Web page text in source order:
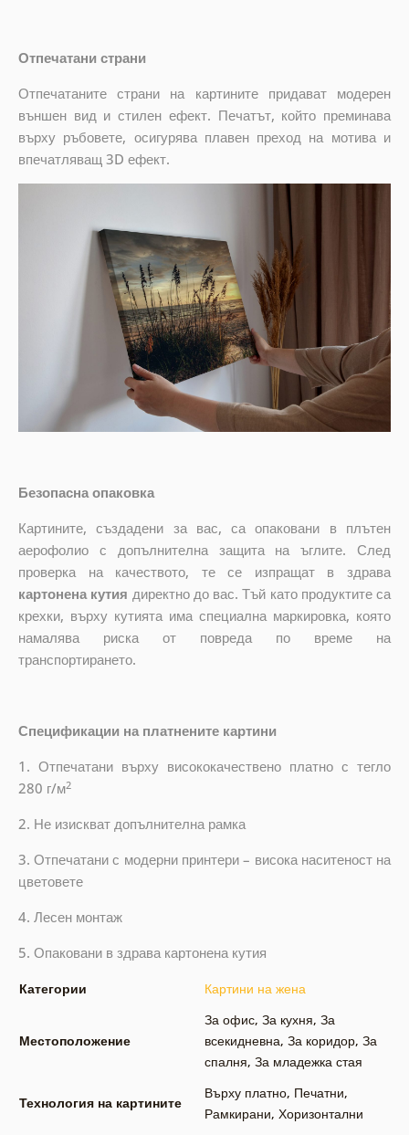
Отпечатани страни
Отпечатаните страни на картините придават модерен
външен вид и стилен ефект. Печатът, който преминава
върху ръбовете, осигурява плавен преход на мотива и
впечатляващ 3D ефект.
Безопасна опаковка
Картините, създадени за вас, са опаковани в плътен
аерофолио с допълнителна защита на ъглите. След
проверка на качеството, те се изпращат в здрава
картонена кутия директно до вас. Тъй като продуктите са
крехки, върху кутията има специална маркировка, която
намалява риска от повреда по време на
транспортирането.
Спецификации на платнените картини
1. Отпечатани върху висококачествено платно с тегло
280 г/м2
2. Не изискват допълнителна рамка
3. Отпечатани с модерни принтери – висока наситеност на
цветовете
4. Лесен монтаж
5. Опаковани в здрава картонена кутия
Категории Картини на жена
Местоположение
За офис, За кухня, За
всекидневна, За коридор, За
спалня, За младежка стая
Технология на картините
Върху платно, Печатни,
Рамкирани, Хоризонтални